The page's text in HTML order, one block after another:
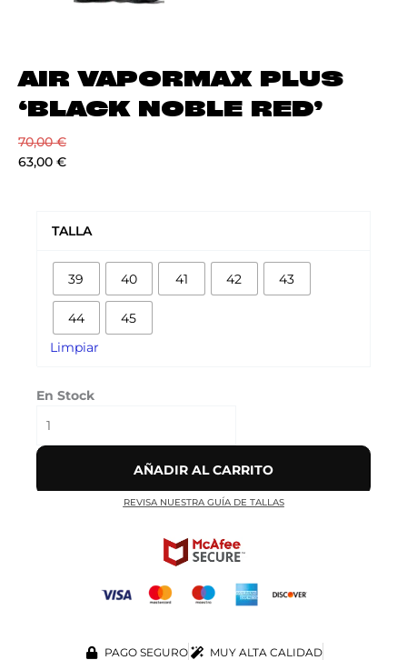
AIR VAPORMAX PLUS
‘BLACK NOBLE RED’
70,00€
63,00 €
TALLA
39 40 41 42 43
44 45
Limpiar
En Stock
'BLACK
NOBLE
RED'
cantidad
AÑADIR AL CARRITO
REVISA NUESTRA GUÍA DE TALLAS
PAGO SEGURO
MUY ALTA CALIDAD